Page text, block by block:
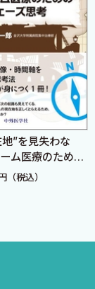
”を見失わな
ム医療のための
（税込）